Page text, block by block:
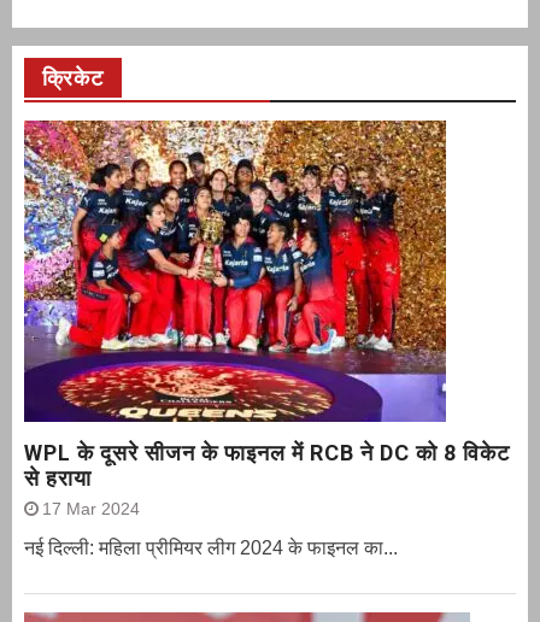
क्रिकेट
WPL के दूसरे सीजन के फाइनल में RCB ने DC को 8 विकेट
से हराया
17 Mar 2024
नई दिल्ली: महिला प्रीमियर लीग 2024 के फाइनल का...